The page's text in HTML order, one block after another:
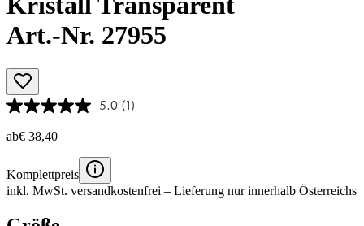
Art.-Nr. 27955
5.0 (1)
ab€ 38,40
Komplettpreis
inkl. MwSt. versandkostenfrei – Lieferung nur innerhalb Österreichs